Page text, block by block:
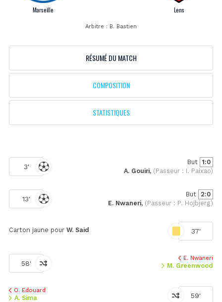
2026
Marseille Lens
Arbitre : B. Bastien
RÉSUMÉ DU MATCH
COMPOSITION
STATISTIQUES
3'
But 1:0
A. Gouiri, (Passeur : I. Paixao)
13'
But 2:0
E. Nwaneri, (Passeur : P. Hojbjerg)
37'
Carton jaune pour W. Said
58'
E. Nwaneri
M. Greenwood
59'
O. Edouard
A. Sima